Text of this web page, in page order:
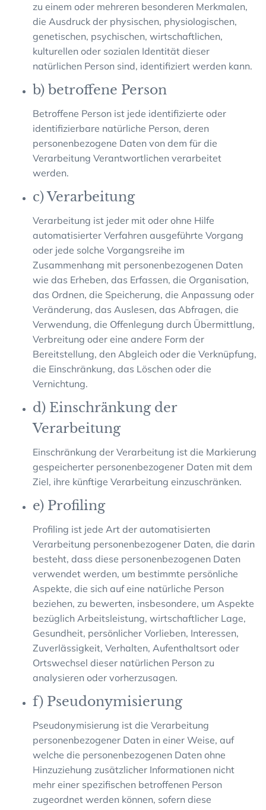
zu einem oder mehreren besonderen Merkmalen,
die Ausdruck der physischen, physiologischen,
genetischen, psychischen, wirtschaftlichen,
kulturellen oder sozialen Identität dieser
natürlichen Person sind, identifiziert werden kann.
b) betroffene Person
Betroffene Person ist jede identifizierte oder
identifizierbare natürliche Person, deren
personenbezogene Daten von dem für die
Verarbeitung Verantwortlichen verarbeitet
werden.
c) Verarbeitung
Verarbeitung ist jeder mit oder ohne Hilfe
automatisierter Verfahren ausgeführte Vorgang
oder jede solche Vorgangsreihe im
Zusammenhang mit personenbezogenen Daten
wie das Erheben, das Erfassen, die Organisation,
das Ordnen, die Speicherung, die Anpassung oder
Veränderung, das Auslesen, das Abfragen, die
Verwendung, die Offenlegung durch Übermittlung,
Verbreitung oder eine andere Form der
Bereitstellung, den Abgleich oder die Verknüpfung,
die Einschränkung, das Löschen oder die
Vernichtung.
d) Einschränkung der
Verarbeitung
Einschränkung der Verarbeitung ist die Markierung
gespeicherter personenbezogener Daten mit dem
Ziel, ihre künftige Verarbeitung einzuschränken.
e) Profiling
Profiling ist jede Art der automatisierten
Verarbeitung personenbezogener Daten, die darin
besteht, dass diese personenbezogenen Daten
verwendet werden, um bestimmte persönliche
Aspekte, die sich auf eine natürliche Person
beziehen, zu bewerten, insbesondere, um Aspekte
bezüglich Arbeitsleistung, wirtschaftlicher Lage,
Gesundheit, persönlicher Vorlieben, Interessen,
Zuverlässigkeit, Verhalten, Aufenthaltsort oder
Ortswechsel dieser natürlichen Person zu
analysieren oder vorherzusagen.
f) Pseudonymisierung
Pseudonymisierung ist die Verarbeitung
personenbezogener Daten in einer Weise, auf
welche die personenbezogenen Daten ohne
Hinzuziehung zusätzlicher Informationen nicht
mehr einer spezifischen betroffenen Person
zugeordnet werden können, sofern diese